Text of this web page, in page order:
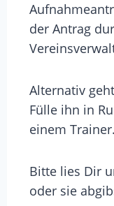
der Antrag
Alternativ
Fülle ihn in
einem Trainer.
Bitte lies Dir
oder sie